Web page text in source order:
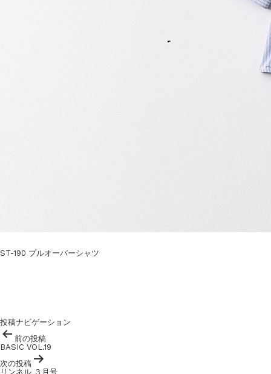
ST-190 プルオーバーシャツ
投稿ナビゲーション
前の投稿
BASIC VOL.19
次の投稿
リンネル ３月号